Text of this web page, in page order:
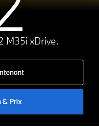
M35i xDrive.
& Prix